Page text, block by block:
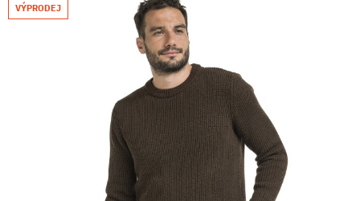
VÝPRODEJ